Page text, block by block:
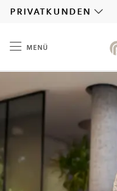
privatkunden
menü